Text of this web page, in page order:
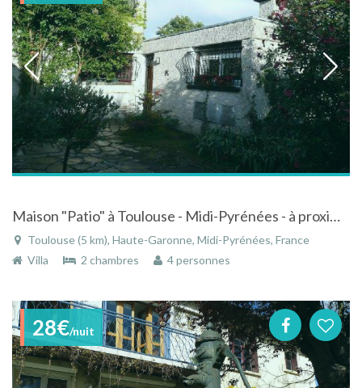
Maison "Patio" à Toulouse - Midi-Pyrénées - à proximité du centre-ville
Toulouse (5 km), Haute-Garonne, Midi-Pyrénées, France
Villa
2 chambres 4 personnes
28€/nuit